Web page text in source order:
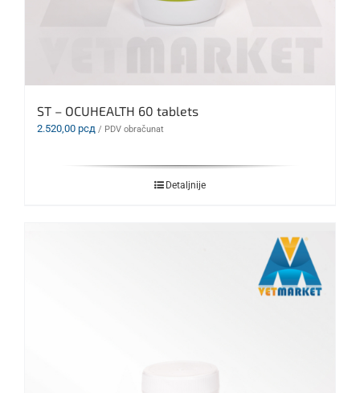
ST – OCUHEALTH 60 tablets
2.520,00 рсд / PDV obračunat
Detaljnije